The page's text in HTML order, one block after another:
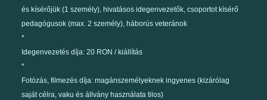
és kísérőjük (1 személy), hivatásos idegenvezetők, csoportot kísérő
pedagógusok (max. 2 személy), háborús veteránok
*
Idegenvezetés díja: 20 RON / kiállítás
*
Fotózás, filmezés díja: magánszemélyeknek ingyenes (kizárólag
saját célra, vaku és állvány használata tilos)